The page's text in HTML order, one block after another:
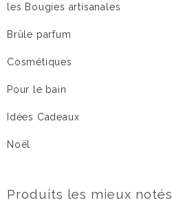
les Bougies artisanales
Brûle parfum
Cosmétiques
Pour le bain
Idées Cadeaux
Noël
Produits les mieux notés